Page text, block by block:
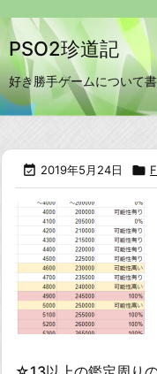
PSO2珍道記
好き勝手ゲームについて
 2019年5月24日 